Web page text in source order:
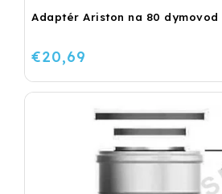
Adaptér Ariston na 80 dymovod
€20,69